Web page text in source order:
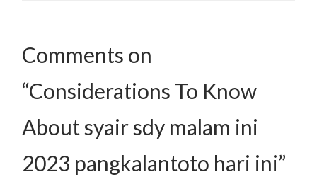
Comments on
“Considerations To Know
About syair sdy malam ini
2023 pangkalantoto hari ini”